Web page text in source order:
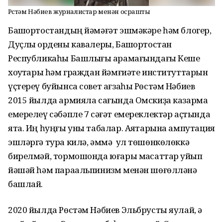
Рөстәм Нәбиев журналистар менән осрашты
Башҡортостандың йәмәғәт эшмәкәре һәм блогер,
Дуҫлыҡ ордены кавалеры, Башҡортостан
Республикаһы Башлығы ҡарамағындағы Кеше
хоҡуҡтары һәм граждан йәмғиәте институттарын
үҫтереү буйынса совет ағзаһы Рөстәм Нәбиев
2015 йылда армияла сағында Омскиҙа казарма
емерелеү сәбәпле 7 сәғәт емереклектәр аҫтында
ята. Иң һуңғы уны табалар. Аяҡтарына ампутация
эшләргә тура килә, әммә ул төшөнкөлөккә
бирелмәй, тормошонда юғары маҡсаттар ҡуйып
йәшәй һәм параальпинизм менән шөғөлләнә
башлай.
2020 йылда Рөстәм Нәбиев Эльбрусты яулай, ә